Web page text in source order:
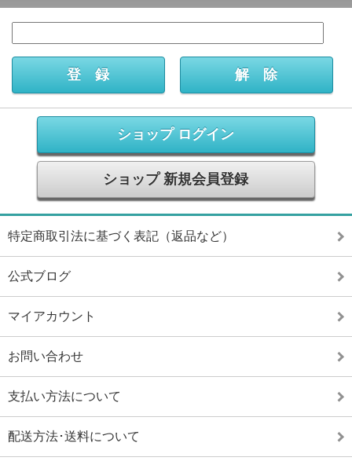
ショップ ログイン
ショップ 新規会員登録
特定商取引法に基づく表記（返品など）
公式ブログ
マイアカウント
お問い合わせ
支払い方法について
配送方法･送料について